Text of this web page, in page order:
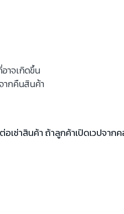
าจเกิดขึ้น
ากคืนสินค้า
อเช่าสินค้า ถ้าลูกค้าเปิดเวปจา